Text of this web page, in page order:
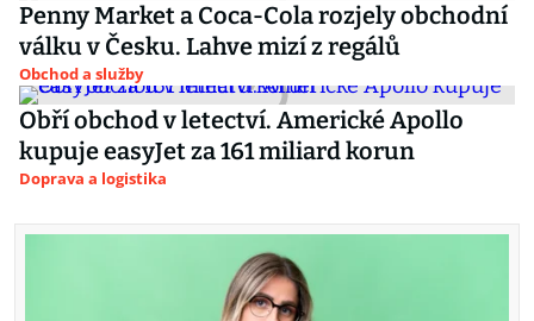
Penny Market a Coca-Cola rozjely obchodní
válku v Česku. Lahve mizí z regálů
Obchod a služby
Obří obchod v letectví. Americké Apollo
kupuje easyJet za 161 miliard korun
Doprava a logistika